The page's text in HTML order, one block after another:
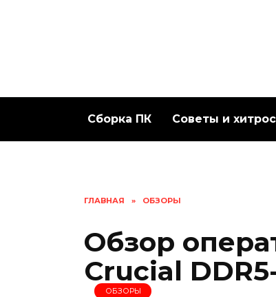
Сборка ПК Советы и
ГЛАВНАЯ » ОБЗОРЫ
Обзор
Crucial
ОБЗОРЫ